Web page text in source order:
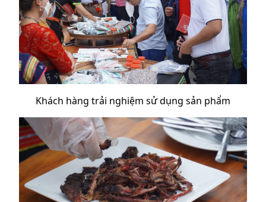
Khách hàng trải nghiệm sử dụng sản phẩm